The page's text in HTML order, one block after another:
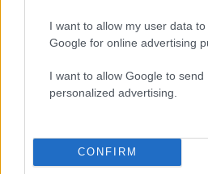
I want to allow my user data
Google for online advertising
I want to allow Google to send
personalized advertising.
CONFIRM
Πιο
με τα δύο παιδιά τους
Ελίζαμπεθ Ελέτσι και